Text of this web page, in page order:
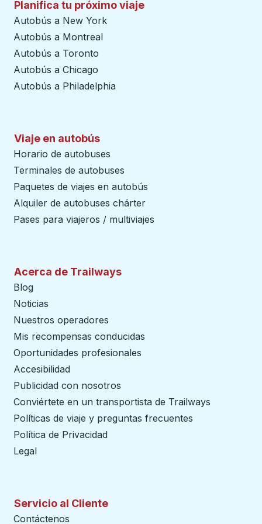
Planifica tu próximo viaje
Autobús a New York
Autobús a Montreal
Autobús a Toronto
Autobús a Chicago
Autobús a Philadelphia
Viaje en autobús
Horario de autobuses
Terminales de autobuses
Paquetes de viajes en autobús
Alquiler de autobuses chárter
Pases para viajeros / multiviajes
Acerca de Trailways
Blog
Noticias
Nuestros operadores
Mis recompensas conducidas
Oportunidades profesionales
Accesibilidad
Publicidad con nosotros
Conviértete en un transportista de Trailways
Políticas de viaje y preguntas frecuentes
Política de Privacidad
Legal
Servicio al Cliente
Contáctenos